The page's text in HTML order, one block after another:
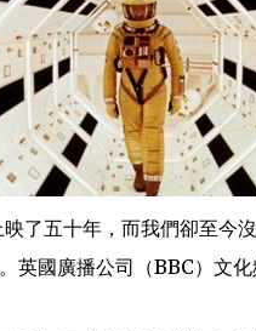
映了五十年，而我們卻至
英國廣播公司（BBC）文